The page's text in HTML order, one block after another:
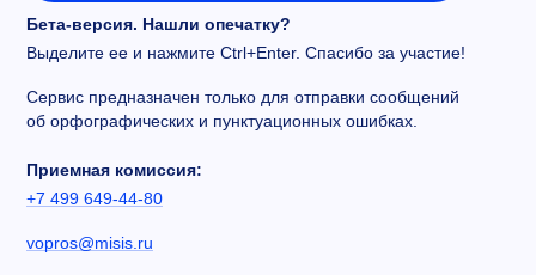
Бета-версия. Нашли опечатку?
Выделите ее и нажмите Ctrl+Enter. Спасибо за участие!
Сервис предназначен только для отправки сообщений
об орфографических и пунктуационных ошибках.
Приемная комиссия:
+7 499 649-44-80
vopros@misis.ru